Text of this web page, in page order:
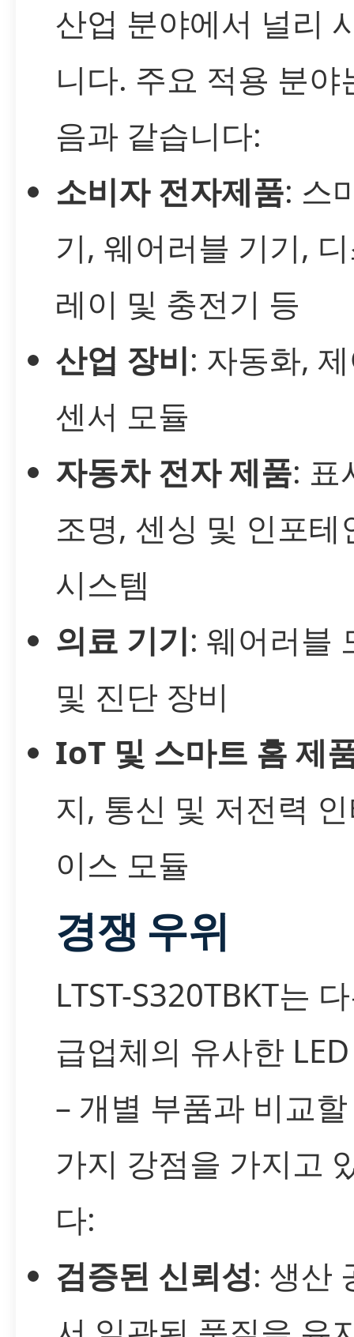
산업 분야에서 널리
니다. 주요 적용 분야
음과 같습니다:
소비자 전자제품: 스
기, 웨어러블 기기,
레이 및 충전기 등
산업 장비: 자동화,
센서 모듈
자동차 전자 제품: 표
조명, 센싱 및 인포테
시스템
의료 기기: 웨어러블
및 진단 장비
IoT 및 스마트 홈 제
지, 통신 및 저전력
이스 모듈
경쟁 우위
LTST-S320TBKT는
급업체의 유사한
– 개별 부품과 비교
가지 강점을 가지고
다:
검증된 신뢰성: 생산